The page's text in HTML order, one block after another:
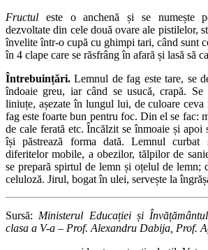
Fructul este o anchenă și se numește
dezvoltate din cele două ovare ale pistilelor,
învelite într-o cupă cu ghimpi tari, când sunt
în 4 clape care se răsfrâng în afară și lasă să
Întrebuințări. Lemnul de fag este tare, se
îndoaie greu, iar când se usucă, crapă. Se
liniuțe, așezate în lungul lui, de culoare
fag este foarte bun pentru foc. Din el se fac:
de cale ferată etc. Încălzit se înmoaie și apoi
își păstrează forma dată. Lemnul curbat
diferitelor mobile, a obezilor, tălpilor de
se prepară spirtul de lemn și oțelul de lemn;
celuloză. Jirul, bogat în ulei, servește la
Sursă: Ministerul Educației și
clasa a V-a – Prof. Alexandru Dabija, Prof.